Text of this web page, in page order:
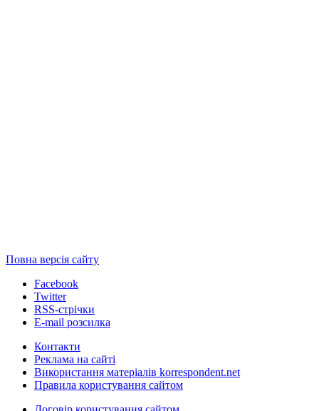
Повна версія сайту
Facebook
Twitter
RSS-стрічки
E-mail розсилка
Контакти
Реклама на сайті
Використання матеріалів korrespondent.net
Правила користування сайтом